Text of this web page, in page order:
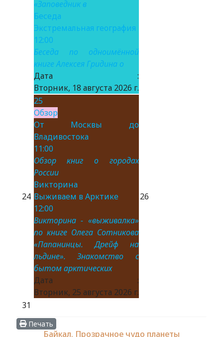
«Заповедник в
Беседа
Экстремальная география
12:00
Беседа по одноимённой
книге Алексея Гридина о
Дата :
Вторник, 18 августа 2026 г.
24
25
Обзор
От Москвы до
Владивостока
11:00
Обзор книг о городах
России
Викторина
Выживаем в Арктике
12:00
Викторина - «выживалка»
по книге Олега Сотникова
«Папанинцы. Дрейф на
льдине». Знакомство с
бытом арктических
Дата :
Вторник, 25 августа 2026 г.
26
31
Печать
Байкал. Прозрачное чудо планеты